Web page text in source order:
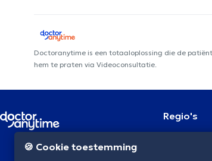
Doctoranytime is een totaaloplossing die de
hem te praten via Videoconsultatie.
NL
Regio's
🍪 Cookie toestemming